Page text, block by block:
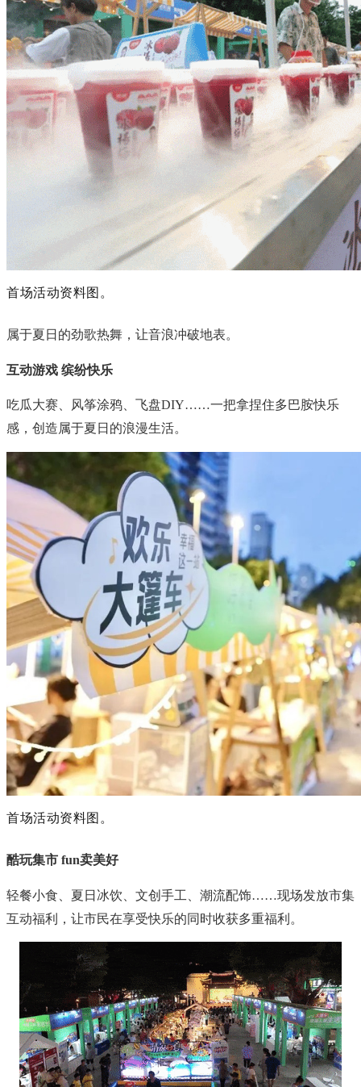
首场活动资料图。
属于夏日的劲歌热舞，让音浪冲破地表。
互动游戏 缤纷快乐
吃瓜大赛、风筝涂鸦、飞盘DIY……一把拿捏住多巴胺快乐
感，创造属于夏日的浪漫生活。
首场活动资料图。
酷玩集市 fun卖美好
轻餐小食、夏日冰饮、文创手工、潮流配饰……现场发放市集
互动福利，让市民在享受快乐的同时收获多重福利。